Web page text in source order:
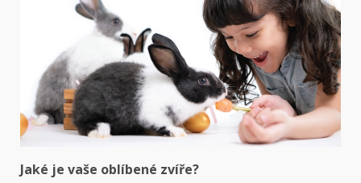
Jaké je vaše oblíbené zvíře?